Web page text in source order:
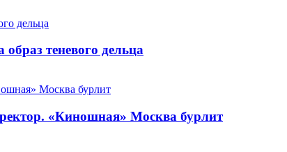
теневого дельца
«Киношная» Москва бурлит